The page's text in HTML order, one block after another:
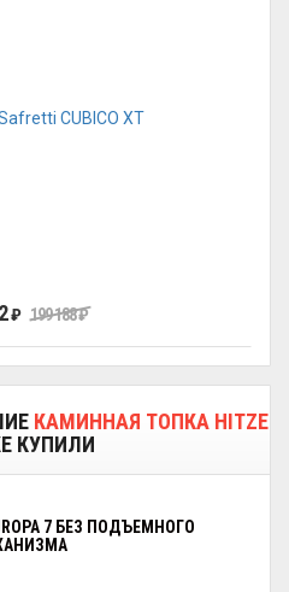
₽ 199 188₽
КАМИННАЯ ТОПКА HITZE
КУПИЛИ
7 БЕЗ ПОДЪЕМНОГО